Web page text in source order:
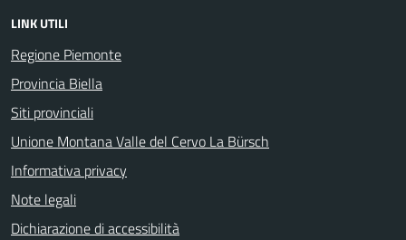
LINK UTILI
Regione Piemonte
Provincia Biella
Siti provinciali
Unione Montana Valle del Cervo La Bürsch
Informativa privacy
Note legali
Dichiarazione di accessibilità